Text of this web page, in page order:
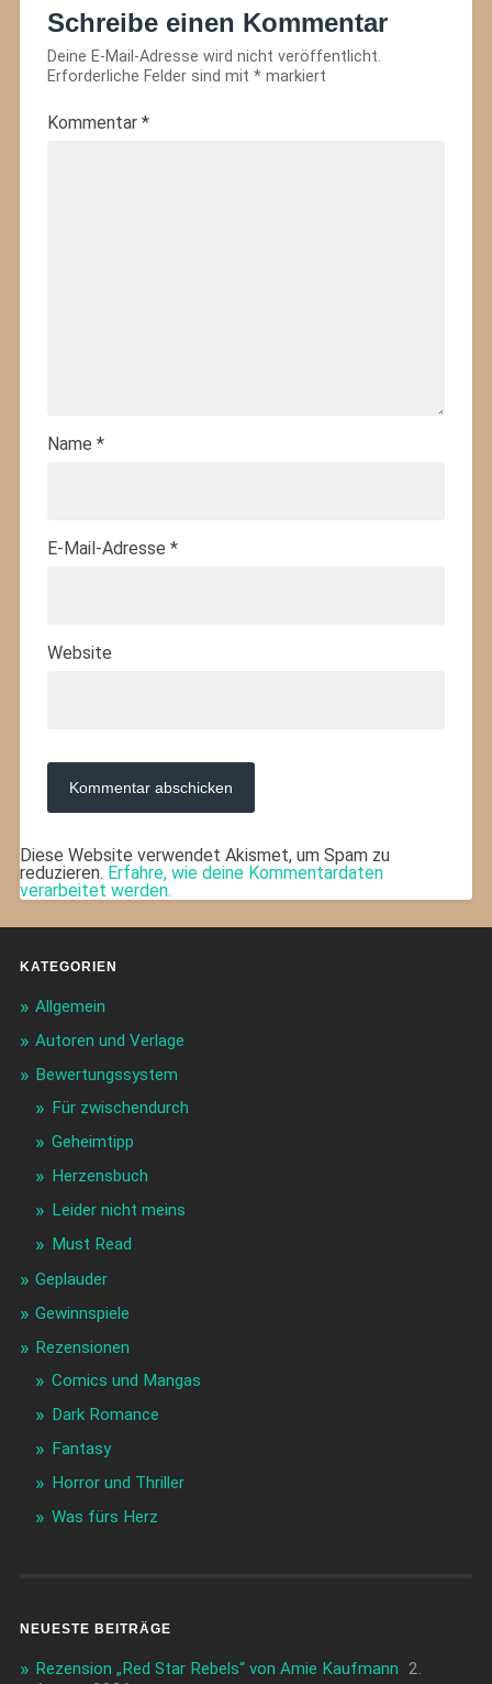
Schreibe einen Kommentar
Deine E-Mail-Adresse wird nicht veröffentlicht.
Erforderliche Felder sind mit *markiert
Kommentar *
Name *
E-Mail-Adresse *
Website
Diese Website verwendet Akismet, um Spam zu
reduzieren. Erfahre, wie deine Kommentardaten
verarbeitet werden.
KATEGORIEN
Allgemein
Autoren und Verlage
Bewertungssystem
Für zwischendurch
Geheimtipp
Herzensbuch
Leider nicht meins
Must Read
Geplauder
Gewinnspiele
Rezensionen
Comics und Mangas
Dark Romance
Fantasy
Horror und Thriller
Was fürs Herz
NEUESTE BEITRÄGE
Rezension „Red Star Rebels“ von Amie Kaufmann 2.